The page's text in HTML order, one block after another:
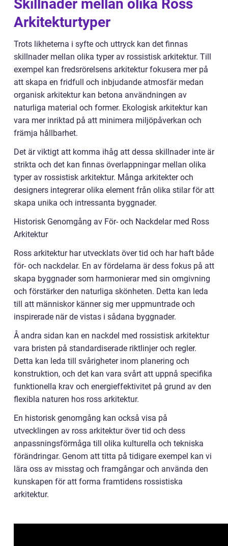
Skillnader mellan olika Ross
Arkitekturtyper
Trots likheterna i syfte och uttryck kan det finnas
skillnader mellan olika typer av rossistisk arkitektur. Till
exempel kan fredsrörelsens arkitektur fokusera mer på
att skapa en fridfull och inbjudande atmosfär medan
organisk arkitektur kan betona användningen av
naturliga material och former. Ekologisk arkitektur kan
vara mer inriktad på att minimera miljöpåverkan och
främja hållbarhet.
Det är viktigt att komma ihåg att dessa skillnader inte är
strikta och det kan finnas överlappningar mellan olika
typer av rossistisk arkitektur. Många arkitekter och
designers integrerar olika element från olika stilar för att
skapa unika och intressanta byggnader.
Historisk Genomgång av För- och Nackdelar med Ross
Arkitektur
Ross arkitektur har utvecklats över tid och har haft både
för- och nackdelar. En av fördelarna är dess fokus på att
skapa byggnader som harmonierar med sin omgivning
och förstärker den naturliga skönheten. Detta kan leda
till att människor känner sig mer uppmuntrade och
inspirerade när de vistas i sådana byggnader.
Å andra sidan kan en nackdel med rossistisk arkitektur
vara bristen på standardiserade riktlinjer och regler.
Detta kan leda till svårigheter inom planering och
konstruktion, och det kan vara svårt att uppnå specifika
funktionella krav och energieffektivitet på grund av den
flexibla naturen hos ross arkitektur.
En historisk genomgång kan också visa på
utvecklingen av ross arkitektur över tid och dess
anpassningsförmåga till olika kulturella och tekniska
förändringar. Genom att titta på tidigare exempel kan vi
lära oss av misstag och framgångar och använda den
kunskapen för att forma framtidens rossistiska
arkitektur.